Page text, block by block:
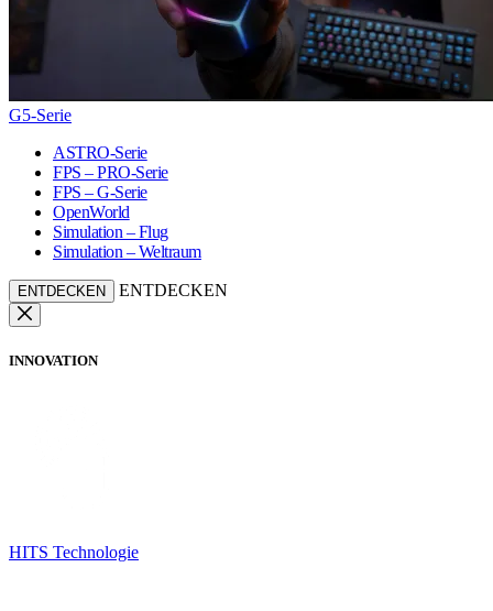
G5-Serie
ASTRO-Serie
FPS – PRO-Serie
FPS – G-Serie
OpenWorld
Simulation – Flug
Simulation – Weltraum
ENTDECKEN ENTDECKEN
INNOVATION
HITS Technologie